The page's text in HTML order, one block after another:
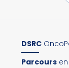
DSRC
Parcours